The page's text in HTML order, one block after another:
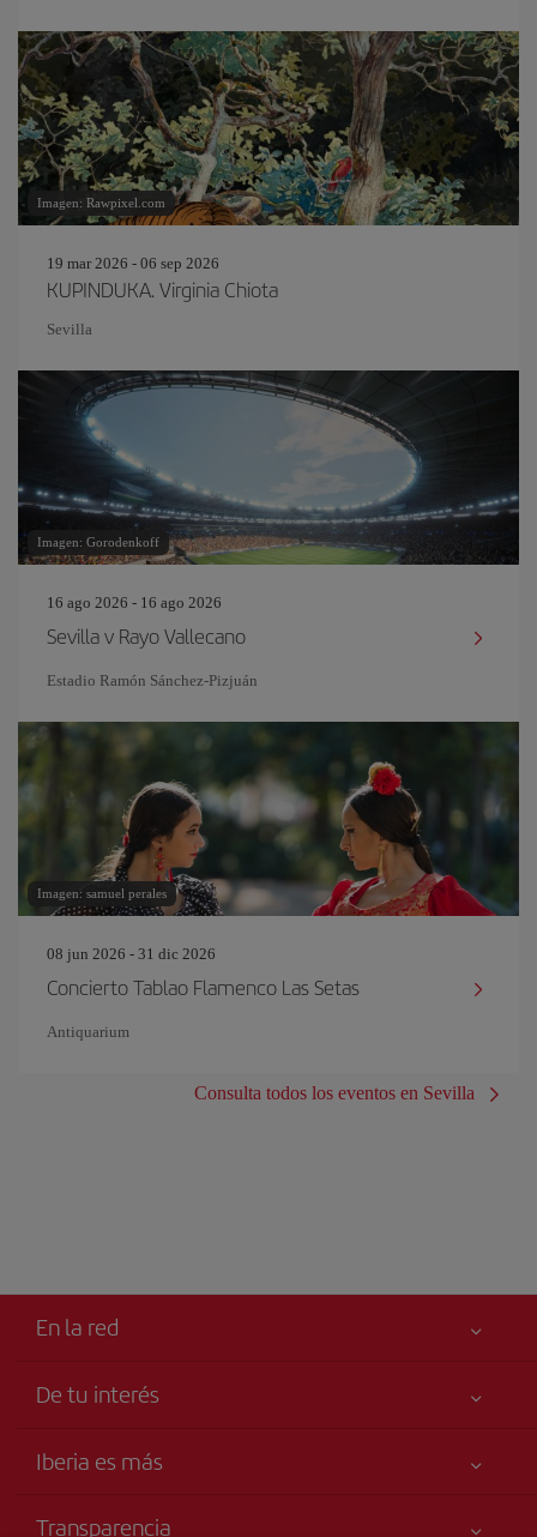
Imagen: Rawpixel.com
19 mar 2026 - 06 sep 2026
KUPINDUKA. Virginia Chiota
Sevilla
Imagen: Gorodenkoff
16 ago 2026 - 16 ago 2026
Sevilla v Rayo Vallecano
Estadio Ramón Sánchez-Pizjuán
Imagen: samuel perales
08 jun 2026 - 31 dic 2026
Concierto Tablao Flamenco Las Setas
Antiquarium
Consulta todos los eventos en Sevilla
En la red
De tu interés
Accesibilidad
Iberia es más
Transparencia